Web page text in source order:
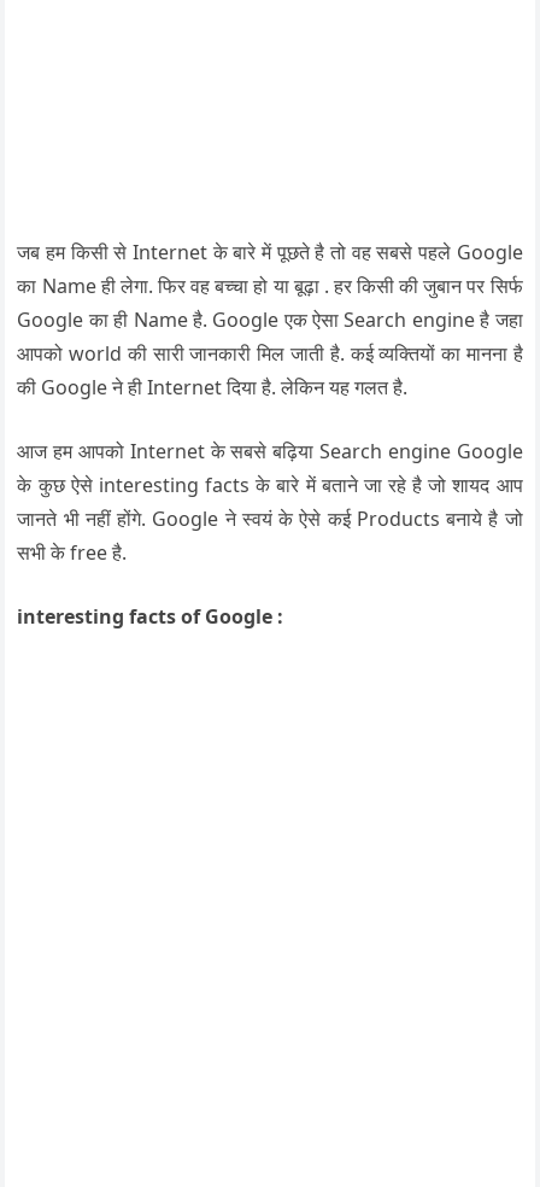
जब हम किसी से Internet के बारे में पूछते है तो वह सबसे पहले Google
का Name ही लेगा. फिर वह बच्चा हो या बूढ़ा . हर किसी की जुबान पर सिर्फ
Google का ही Name है. Google एक ऐसा Search engine है जहा
आपको world की सारी जानकारी मिल जाती है. कई व्यक्तियों का मानना है
की Google ने ही Internet दिया है. लेकिन यह गलत है.
आज हम आपको Internet के सबसे बढ़िया Search engine Google
के कुछ ऐसे interesting facts के बारे में बताने जा रहे है जो शायद आप
जानते भी नहीं होंगे. Google ने स्वयं के ऐसे कई Products बनाये है जो
सभी के free है.
interesting facts of Google :